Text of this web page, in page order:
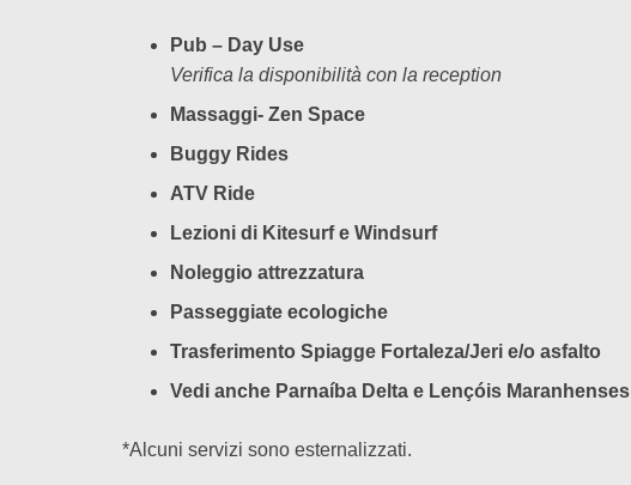
Pub – Day Use
Verifica la disponibilità con la reception
Massaggi- Zen Space
Buggy Rides
ATV Ride
Lezioni di Kitesurf e Windsurf
Noleggio attrezzatura
Passeggiate ecologiche
Trasferimento Spiagge Fortaleza/Jeri e/o asfalto
Vedi anche Parnaíba Delta e Lençóis Maranhenses
*Alcuni servizi sono esternalizzati.